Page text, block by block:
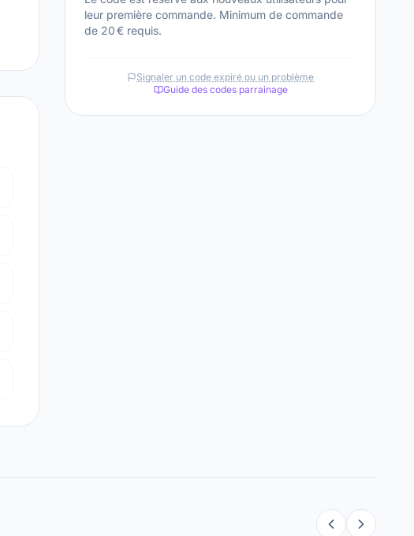
leur première commande. Minimum de commande
de 20 € requis.
Signaler un code expiré ou un problème
Guide des codes parrainage